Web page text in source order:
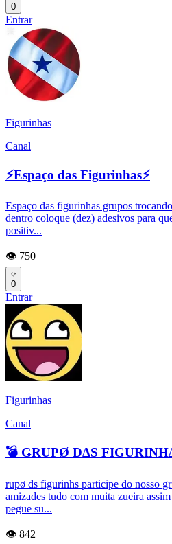
0
Entrar
Figurinhas
Canal
⚡Espaço das Figurinhas⚡
Espaço das figurinhas grupos
dentro coloque (dez) adesivos para
positiv...
👁️ 750
0
Entrar
Figurinhas
Canal
💣 ǤRUPØ DΔS
rupø ds figurinhs participe do nosso
amizades tudo com muita zueira
pegue su...
👁️ 842